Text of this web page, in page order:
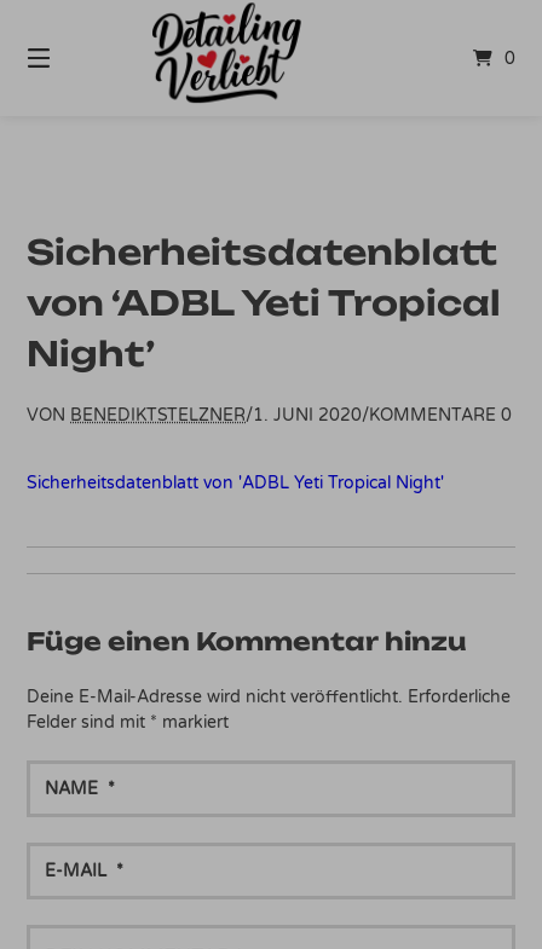
Inhalt
0
Sicherheitsdatenblatt
von ‘ADBL Yeti Tropical
Night’
VON BENEDIKTSTELZNER/1. JUNI 2020/KOMMENTARE 0
Sicherheitsdatenblatt von 'ADBL Yeti Tropical Night'
Füge einen Kommentar hinzu
Deine E-Mail-Adresse wird nicht veröffentlicht. Erforderliche
Felder sind mit * markiert
MAIL